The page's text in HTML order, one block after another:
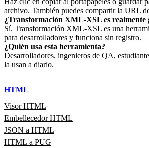
Haz clic en copiar al portapapeles o guardar
archivo. También puedes compartir la URL
¿Transformación XML-XSL es realmente
Sí. Transformación XML-XSL es una
para desarrolladores y funciona sin registro.
¿Quién usa esta herramienta?
Desarrolladores, ingenieros de QA,
la usan a diario.
HTML
Visor HTML
Embellecedor HTML
JSON a HTML
HTML a PUG